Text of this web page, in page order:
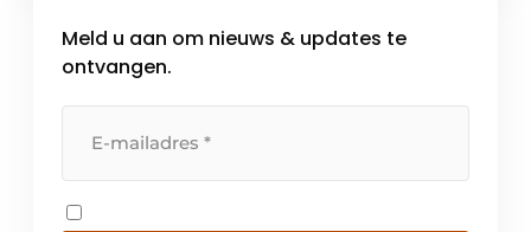
Meld u aan om nieuws & updates te
ontvangen.